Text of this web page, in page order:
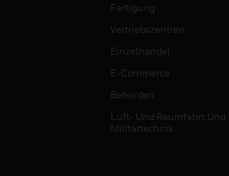
Fertigung
Vertriebszentren
Einzelhandel
E-Commerce
Behörden
Luft- Und Raumfahrt Und
Militärtechnik